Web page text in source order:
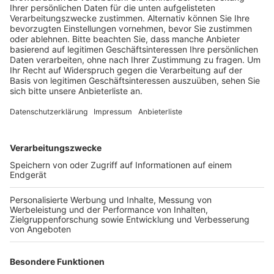
Bürgermeister Dirk Breuer und Schuldezernent
Jens Menzel nächste Woche ein persönliches
Gespräch mit dem Regierungspräsidenten der
Kölner Bezirksregierung, Thomas Wilk, führen.
Veröffentlicht:Freitag, 24.03.2023 15:19
Denn aktuell stehen über 30 Hürther Schülerinnen und
Schüler ohne Platz an einem Gymnasium in ihrer Stadt
da. Hintergrund des Problems ist, dass sich in diesem
beiden Hürther Gymnasien angemeldet haben als diese
Plätze haben. Mit einem Dringlichkeitsantrag wollte
die Stadt daher dafür sorgen, dass Hürther Kinder an
Bezirksregierung aber den Riegel vor und wies die